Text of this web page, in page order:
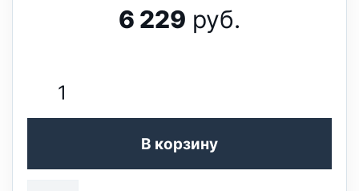
6 229 руб.
В корзину